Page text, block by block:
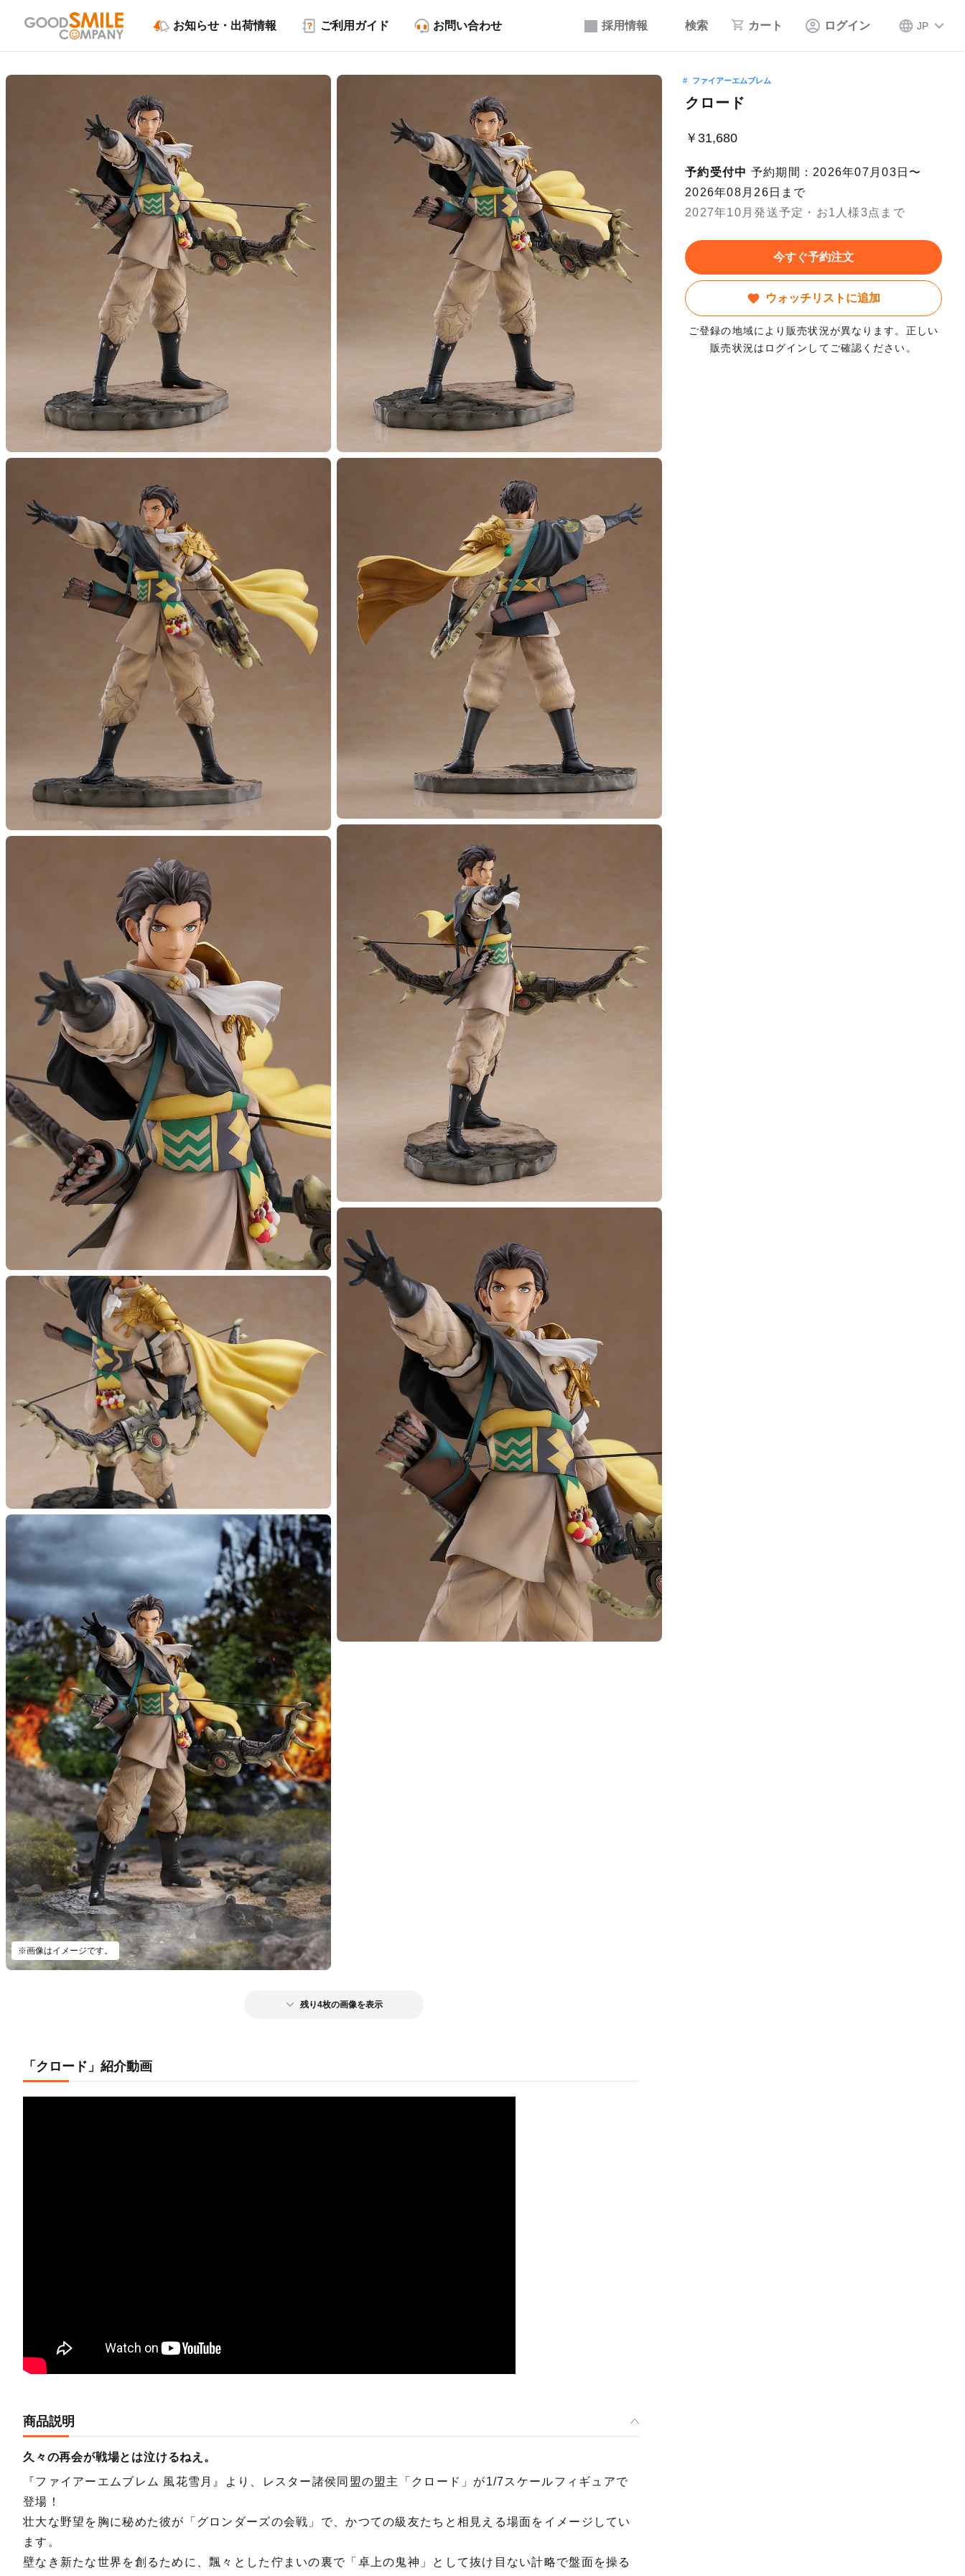
採用情報 検索 カート ログイン JP
お知らせ・出荷情報 ご利用ガイド お問い合わせ
※画像はイメージです。
残り4枚の画像を表示
ファイアーエムブレム
クロード
￥31,680
予約受付中 予約期間：2026年07月03日〜
2026年08月26日まで
2027年10月発送予定・お1人様3点まで
今すぐ予約注文
ウォッチリストに追加
ご登録の地域により販売状況が異なります。正しい
販売状況はログインしてご確認ください。
「クロード」紹介動画
商品説明
久々の再会が戦場とは泣けるねえ。
『ファイアーエムブレム 風花雪月』より、レスター諸侯同盟の盟主「クロード」が1/7スケールフィギュアで
登場！
壮大な野望を胸に秘めた彼が「グロンダーズの会戦」で、かつての級友たちと相見える場面をイメージしてい
ます。
壁なき新たな世界を創るために、飄々とした佇まいの裏で「卓上の鬼神」として抜け目ない計略で盤面を操る